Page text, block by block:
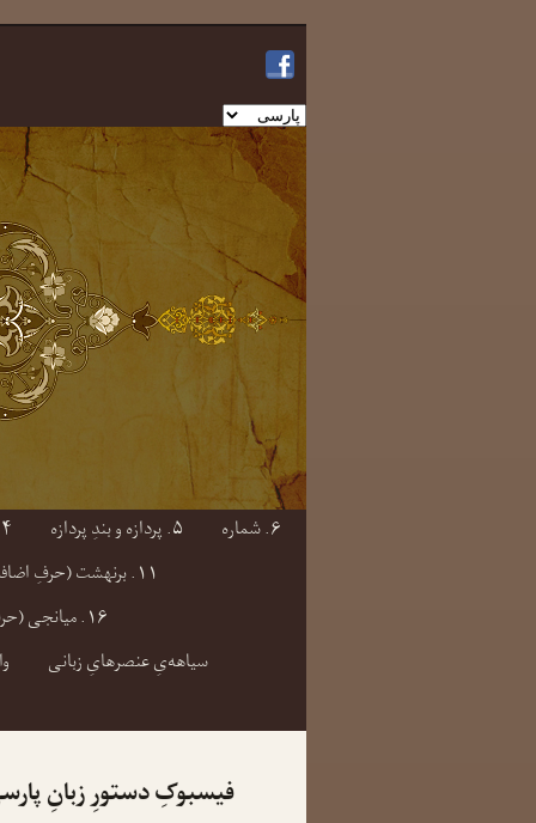
یک
زبان
انتخاب
کنید
۴. صفت و بندِ صفتی ۵. پردازه و بندِ پردازه
۶. شماره
۱۱. برنهشت (حرفِ اضافه) و بندِ برنهشتی
۱۶. میانجی (حرفِ ربط)
سیاهه‌یِ عنصرهایِ زبانی
فیسبوکِ دستورِ زبانِ